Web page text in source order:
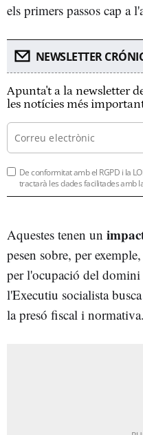
els primers passos cap a
NEWSLETTER
Apunta't a la newsletter
les notícies més
De conformitat amb el RGPD i la
tractarà les dades facilitades amb
Aquestes tenen un
pesen sobre, per
per l'ocupació del
l'Executiu socialista
la presó fiscal i normativa.